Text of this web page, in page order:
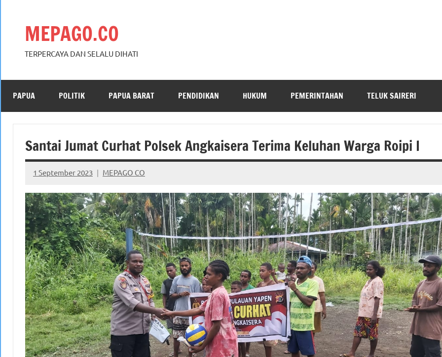
MEPAGO.CO
TERPERCAYA DAN SELALU DIHATI
PAPUA POLITIK PAPUA BARAT PENDIDIKAN HUKUM PEMERINTAHAN TELUK SAIRERI
Santai Jumat Curhat Polsek Angkaisera Terima Keluhan Warga Roipi I
1 September 2023 MEPAGO CO
No
comments